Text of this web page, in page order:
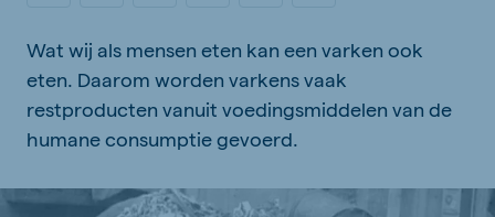
Wat wij als mensen eten kan een varken ook
eten. Daarom worden varkens vaak
restproducten vanuit voedingsmiddelen van de
humane consumptie gevoerd.